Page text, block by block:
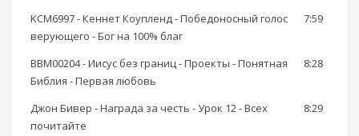
KCM6997 - Кеннет Коупленд - Победоносный голос
верующего - Бог на 100% благ
7:59
BBM00204 - Иисус без границ - Проекты - Понятная
Библия - Первая любовь
8:28
Джон Бивер - Награда за честь - Урок 12 - Всех
почитайте
8:29